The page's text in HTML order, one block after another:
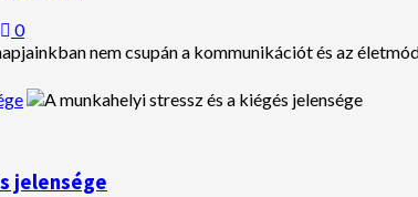
0
nem csupán a kommunikációt és az
jelensége